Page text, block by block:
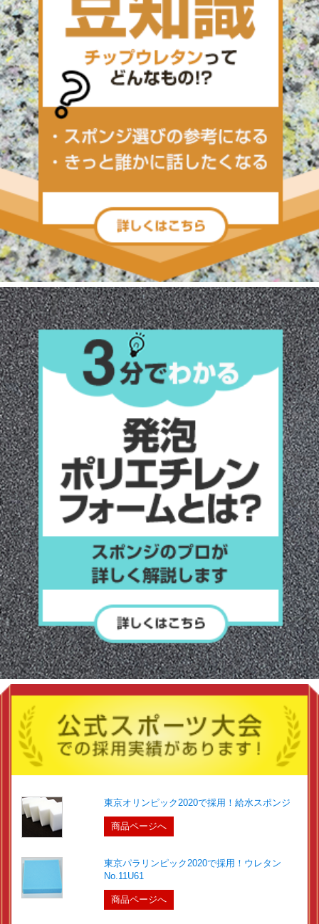
東京オリンピック2020で採用！給水スポンジ
商品ページへ
東京パラリンピック2020で採用！ウレタン
No.11U61
商品ページへ